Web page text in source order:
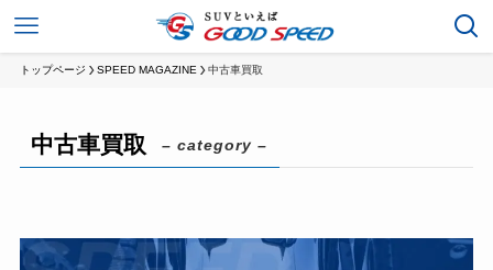
トップページ SPEED MAGAZINE 中古車買取
中古車買取 – category –